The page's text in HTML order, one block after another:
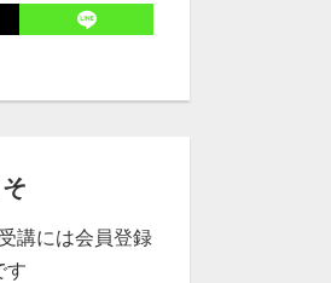
講には会員登録
す